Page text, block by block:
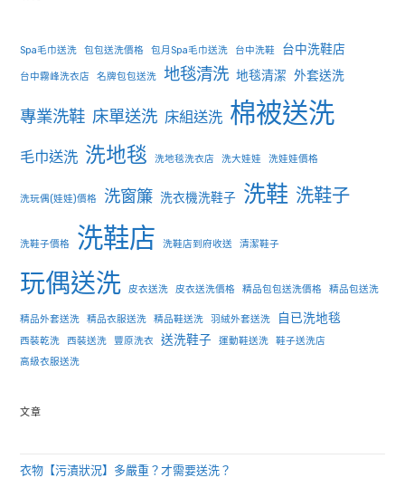
Spa毛巾送洗 包包送洗價格 包月Spa毛巾送洗 台中洗鞋 台中洗鞋店
台中霧峰洗衣店 名牌包包送洗 地毯清洗 地毯清潔 外套送洗
專業洗鞋 床單送洗 床組送洗 棉被送洗
毛巾送洗 洗地毯 洗地毯洗衣店 洗大娃娃 洗娃娃價格
洗玩偶(娃娃)價格 洗窗簾 洗衣機洗鞋子 洗鞋 洗鞋子
洗鞋子價格 洗鞋店 洗鞋店到府收送 清潔鞋子
玩偶送洗 皮衣送洗 皮衣送洗價格 精品包包送洗價格 精品包送洗
精品外套送洗 精品衣服送洗 精品鞋送洗 羽絨外套送洗 自已洗地毯
西裝乾洗 西裝送洗 豐原洗衣 送洗鞋子 運動鞋送洗
鞋子送洗店
高級衣服送洗
文章
衣物【污漬狀況】多嚴重？才需要送洗？